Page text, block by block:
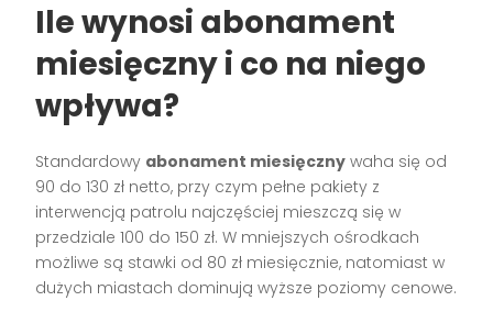
Ile wynosi abonament
miesięczny i co na niego
wpływa?
Standardowy abonament miesięczny waha się od
90 do 130 zł netto, przy czym pełne pakiety z
interwencją patrolu najczęściej mieszczą się w
przedziale 100 do 150 zł. W mniejszych ośrodkach
możliwe są stawki od 80 zł miesięcznie, natomiast w
dużych miastach dominują wyższe poziomy cenowe.